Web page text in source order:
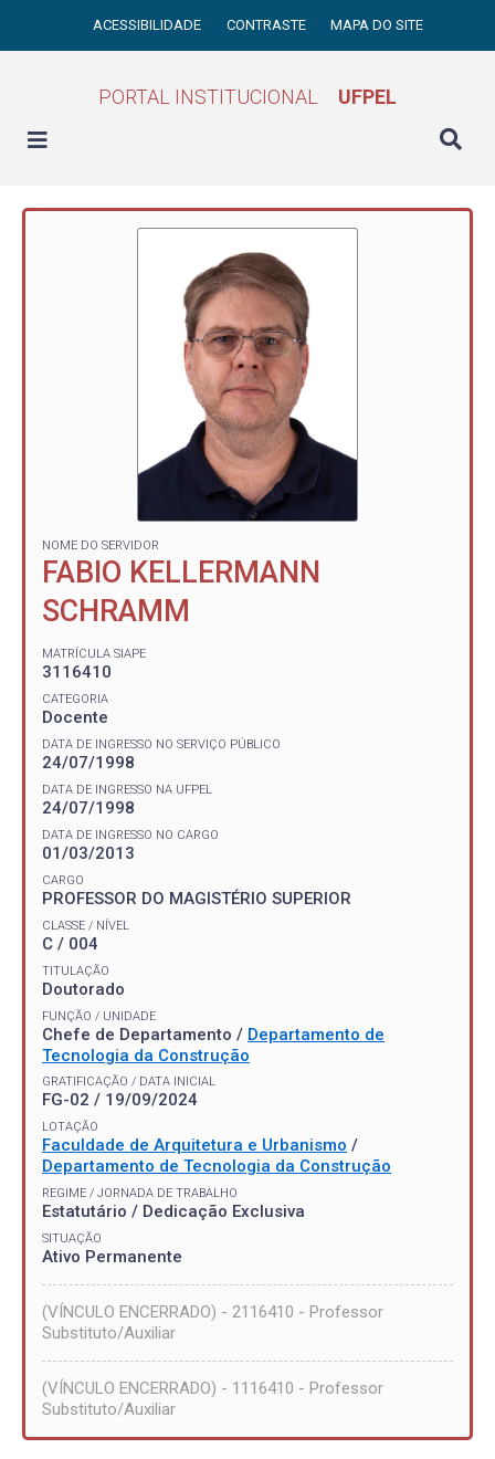
ACESSIBILIDADE CONTRASTE MAPA DO SITE
PORTAL INSTITUCIONAL UFPEL
NOME DO SERVIDOR
FABIO KELLERMANN
SCHRAMM
MATRÍCULA SIAPE
3116410
CATEGORIA
Docente
DATA DE INGRESSO NO SERVIÇO PÚBLICO
24/07/1998
DATA DE INGRESSO NA UFPEL
24/07/1998
DATA DE INGRESSO NO CARGO
01/03/2013
CARGO
PROFESSOR DO MAGISTÉRIO SUPERIOR
CLASSE / NÍVEL
C / 004
TITULAÇÃO
Doutorado
FUNÇÃO / UNIDADE
Chefe de Departamento / Departamento de
Tecnologia da Construção
GRATIFICAÇÃO / DATA INICIAL
FG-02 / 19/09/2024
LOTAÇÃO
Faculdade de Arquitetura e Urbanismo /
Departamento de Tecnologia da Construção
REGIME / JORNADA DE TRABALHO
Estatutário / Dedicação Exclusiva
SITUAÇÃO
Ativo Permanente
(VÍNCULO ENCERRADO) - 2116410 - Professor
Substituto/Auxiliar
(VÍNCULO ENCERRADO) - 1116410 - Professor
Substituto/Auxiliar